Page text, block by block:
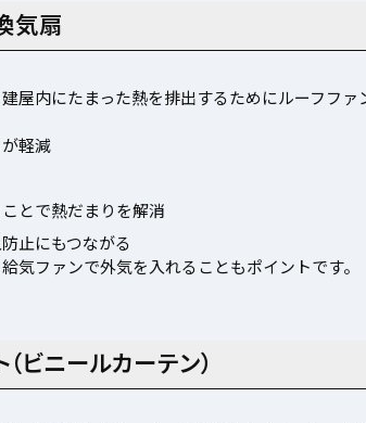
気扇
屋内にたまった熱を排出するためにルーフフ
軽減
とで熱だまりを解消
止にもつながる
気ファンで外気を入れることもポイントです。
ビニールカーテン）